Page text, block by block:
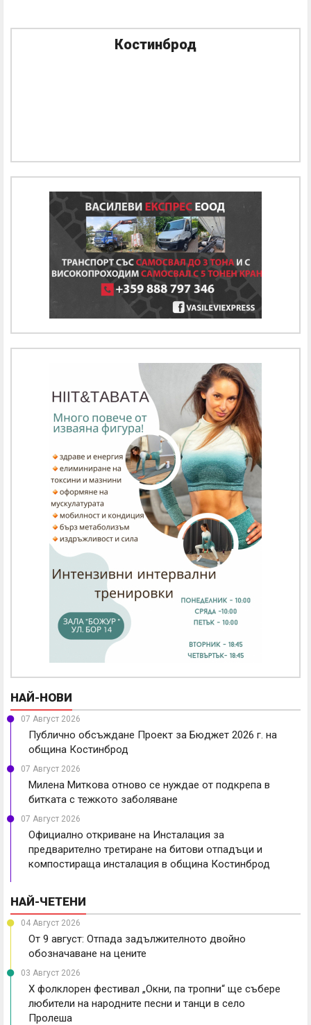
Костинброд
НАЙ-НОВИ
07 Август 2026
Публично обсъждане Проект за Бюджет 2026 г. на
община Костинброд
07 Август 2026
Милена Миткова отново се нуждае от подкрепа в
битката с тежкото заболяване
07 Август 2026
Официално откриване на Инсталация за
предварително третиране на битови отпадъци и
компостираща инсталация в община Костинброд
НАЙ-ЧЕТЕНИ
04 Август 2026
От 9 август: Отпада задължителното двойно
обозначаване на цените
03 Август 2026
X фолклорен фестивал „Окни, па тропни“ ще събере
любители на народните песни и танци в село
Пролеша